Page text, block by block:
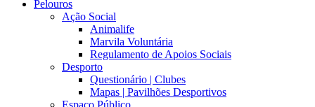
Pelouros
Ação Social
Animalife
Marvila Voluntária
Regulamento de Apoios Sociais
Desporto
Questionário | Clubes
Mapas | Pavilhões Desportivos
Espaço Público